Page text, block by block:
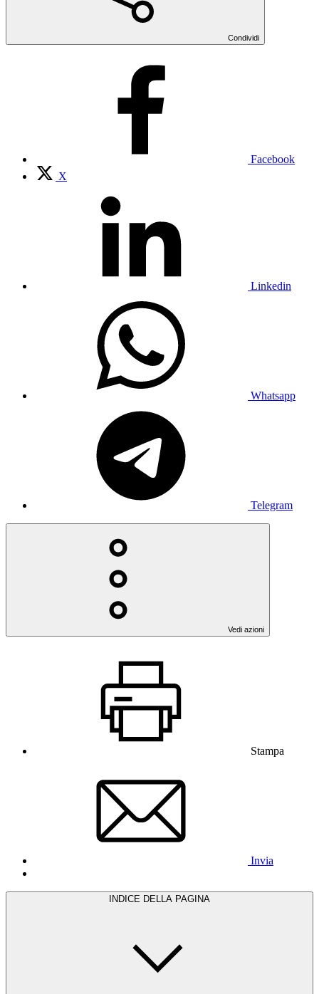
Condividi
Facebook
X
Linkedin
Whatsapp
Telegram
Vedi azioni
Stampa
Invia
INDICE DELLA PAGINA